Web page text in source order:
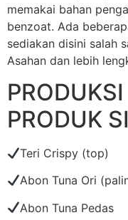
memakai bahan
benzoat. Ada
sediakan disini salah
Asahan dan lebih
PRODUK
Teri Crispy (top)
Abon Tuna Ori
Abon Tuna Pedas